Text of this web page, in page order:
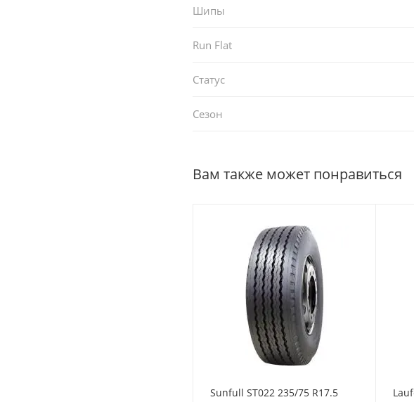
Шипы
Run Flat
Статус
Сезон
Вам также может понравиться
Sunfull ST022 235/75 R17.5